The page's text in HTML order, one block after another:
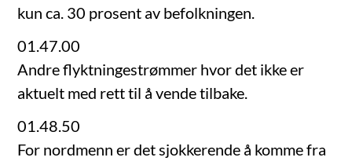
kun ca. 30 prosent av befolkningen.
01.47.00
Andre flyktningestrømmer hvor det ikke er
aktuelt med rett til å vende tilbake.
01.48.50
For nordmenn er det sjokkerende å komme fra